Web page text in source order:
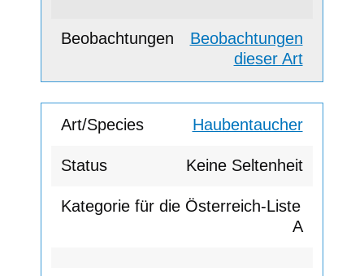
Beobachtungen
dieser Art
Haubentaucher
Keine Seltenheit
A